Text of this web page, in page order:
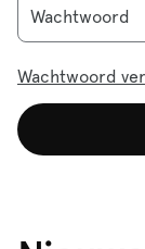
Wachtwoord
Wachtwoord